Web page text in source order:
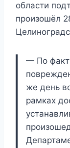
области
произошёл
— По
же день
рамках